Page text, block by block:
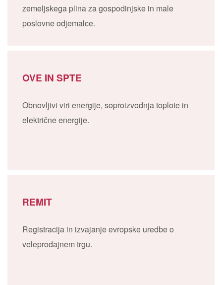
zemeljskega plina za gospodinjske in male
poslovne odjemalce.
OVE IN SPTE
Obnovljivi viri energije, soproizvodnja toplote in
električne energije.
REMIT
Registracija in izvajanje evropske uredbe o
veleprodajnem trgu.